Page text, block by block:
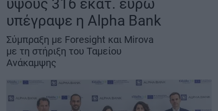
ΠΕΡΙΒΑΛΛΟΝ
ΕΝΕΡΓΕΙΑ
ΜΕΤΑΦΟΡΕΣ - ΗΛΕΚΤΡΟΚΙΝΗΣΗ
ΨΗΦΙΑΚΟΣ ΚΟΣΜΟΣ
ύψους 316 εκατ. ευρώ
υπέγραψε η Alpha Bank
Σύμπραξη με Foresight και Mirova
με τη στήριξη του Ταμείου
Ανάκαμψης